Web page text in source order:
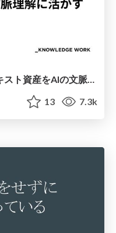
”知のインストール”戦略：テキスト資産をAIの文脈理解に活かす
13 7.3k